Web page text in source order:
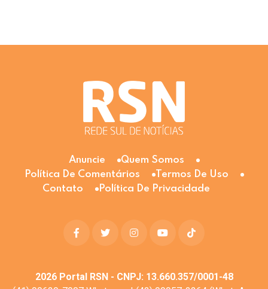
Anuncie
Quem Somos
Política De Comentários
Termos De Uso
Contato
Política De Privacidade
2026Portal RSN - CNPJ: 13.660.357/0001-48